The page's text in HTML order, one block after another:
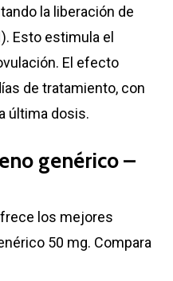
la liberación de
Esto estimula el
El efecto
de tratamiento, con
última dosis.
genérico –
los mejores
50 mg. Compara